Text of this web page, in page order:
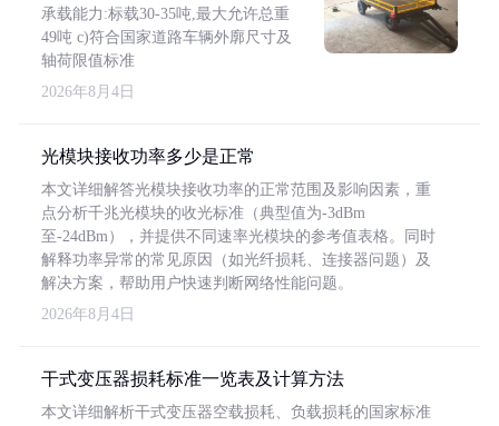
承载能力:标载30-35吨,最大允许总重
49吨 c)符合国家道路车辆外廓尺寸及
轴荷限值标准
2026年8月4日
光模块接收功率多少是正常
本文详细解答光模块接收功率的正常范围及影响因素，重
点分析千兆光模块的收光标准（典型值为-3dBm
至-24dBm），并提供不同速率光模块的参考值表格。同时
解释功率异常的常见原因（如光纤损耗、连接器问题）及
解决方案，帮助用户快速判断网络性能问题。
2026年8月4日
干式变压器损耗标准一览表及计算方法
本文详细解析干式变压器空载损耗、负载损耗的国家标准